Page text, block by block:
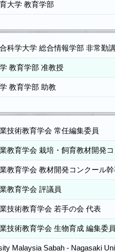
大学 教育学部
科学大学 総合情報学部 非常勤
教育学部 准教授
教育学部 助教
技術教育学会 常任編集委員
教育学会 栽培・飼育教材開発
教育学会 教材開発コンクール
教育学会 評議員
技術教育学会 若手の会 代表
技術教育学会 生物育成 編集委員
Malaysia Sabah - Nagasaki